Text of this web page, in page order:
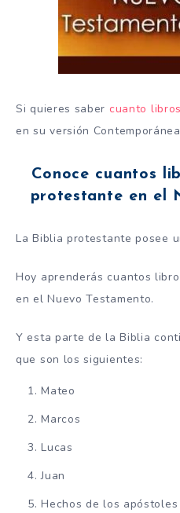
Si quieres saber cuanto
en su versión
Conoce cuantos
protestante en el
La Biblia protestante posee
Hoy aprenderás cuantos
en el Nuevo Testamento.
Y esta parte de la Biblia
que son los siguientes:
Mateo
Marcos
Lucas
Juan
Hechos de los apóstoles